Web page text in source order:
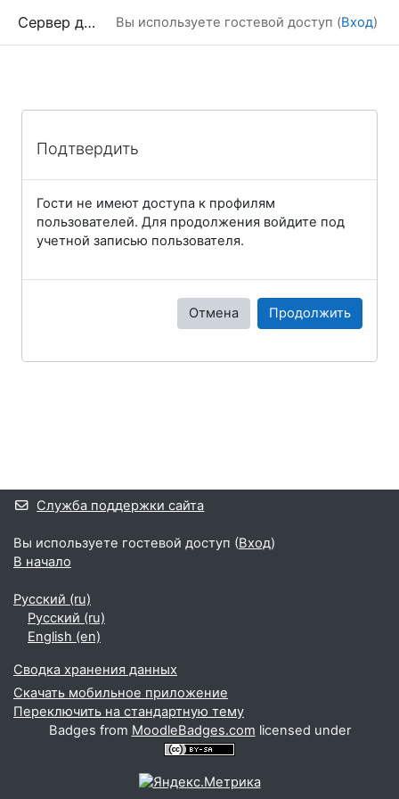
Сервер дистанционного обучения Химического факультета МГУ Вы используете гостевой доступ (Вход)
Подтвердить
Гости не имеют доступа к профилям
пользователей. Для продолжения войдите под
учетной записью пользователя.
Отмена Продолжить
Служба поддержки сайта
Вы используете гостевой доступ (Вход)
В начало
Русский ‎(ru)‎
Русский ‎(ru)‎
English ‎(en)‎
Сводка хранения данных
Скачать мобильное приложение
Переключить на стандартную тему
Badges from MoodleBadges.com licensed under